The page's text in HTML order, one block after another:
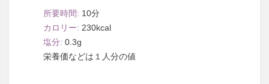
10
230
0.3
１人分